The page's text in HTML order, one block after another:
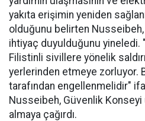
yakıta erişimin yeniden
olduğunu belirten
ihtiyaç duyulduğunu
Filistinli sivillere yönelik
yerlerinden etmeye zorluyor.
tarafından engellenmelidir"
Nusseibeh, Güvenlik Konseyi
almaya çağırdı.